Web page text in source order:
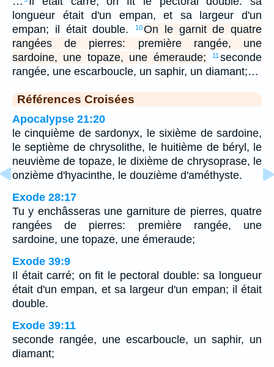
longueur était d'un empan, et sa largeur d'un
empan; il était double.
10On le garnit de quatre
rangées de pierres: première rangée, une
sardoine, une topaze, une émeraude;
11 seconde
rangée, une escarboucle, un saphir, un diamant;…
Références Croisées
Apocalypse 21:20
le cinquième de sardonyx, le sixième de sardoine,
le septième de chrysolithe, le huitième de béryl, le
neuvième de topaze, le dixième de chrysoprase, le
onzième d'hyacinthe, le douzième d'améthyste.
Exode 28:17
Tu y enchâsseras une garniture de pierres, quatre
rangées de pierres: première rangée, une
sardoine, une topaze, une émeraude;
Exode 39:9
Il était carré; on fit le pectoral double: sa longueur
était d'un empan, et sa largeur d'un empan; il était
double.
Exode 39:11
seconde rangée, une escarboucle, un saphir, un
diamant;